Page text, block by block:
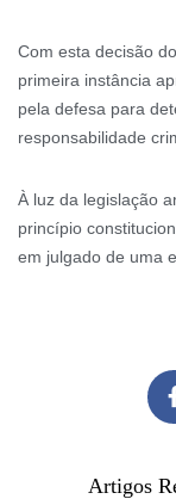
Com esta decisão
primeira instância
pela defesa para
responsabilidade
À luz da legislação
princípio
em julgado de uma
Artigos